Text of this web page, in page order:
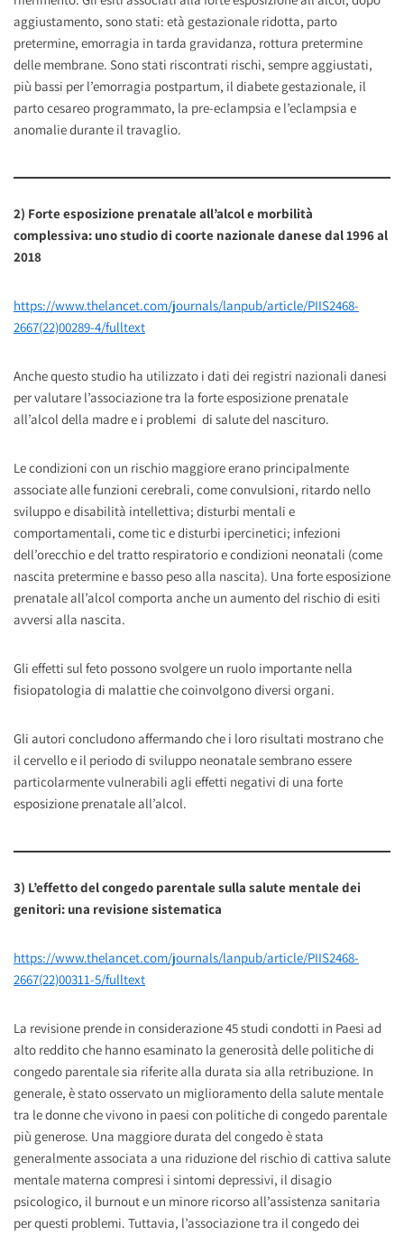
aggiustamento, sono stati: età gestazionale ridotta, parto
pretermine, emorragia in tarda gravidanza, rottura pretermine
delle membrane. Sono stati riscontrati rischi, sempre aggiustati,
più bassi per l’emorragia postpartum, il diabete gestazionale, il
parto cesareo programmato, la pre-eclampsia e l’eclampsia e
anomalie durante il travaglio.
2) Forte esposizione prenatale all’alcol e morbilità
complessiva: uno studio di coorte nazionale danese dal 1996 al
2018
https://www.thelancet.com/journals/lanpub/article/PIIS2468-
2667(22)00289-4/fulltext
Anche questo studio ha utilizzato i dati dei registri nazionali danesi
per valutare l’associazione tra la forte esposizione prenatale
all’alcol della madre e i problemi di salute del nascituro.
Le condizioni con un rischio maggiore erano principalmente
associate alle funzioni cerebrali, come convulsioni, ritardo nello
sviluppo e disabilità intellettiva; disturbi mentali e
comportamentali, come tic e disturbi ipercinetici; infezioni
dell’orecchio e del tratto respiratorio e condizioni neonatali (come
nascita pretermine e basso peso alla nascita). Una forte esposizione
prenatale all’alcol comporta anche un aumento del rischio di esiti
avversi alla nascita.
Gli effetti sul feto possono svolgere un ruolo importante nella
fisiopatologia di malattie che coinvolgono diversi organi.
Gli autori concludono affermando che i loro risultati mostrano che
il cervello e il periodo di sviluppo neonatale sembrano essere
particolarmente vulnerabili agli effetti negativi di una forte
esposizione prenatale all’alcol.
3) L’effetto del congedo parentale sulla salute mentale dei
genitori: una revisione sistematica
https://www.thelancet.com/journals/lanpub/article/PIIS2468-
2667(22)00311-5/fulltext
La revisione prende in considerazione 45 studi condotti in Paesi ad
alto reddito che hanno esaminato la generosità delle politiche di
congedo parentale sia riferite alla durata sia alla retribuzione. In
generale, è stato osservato un miglioramento della salute mentale
tra le donne che vivono in paesi con politiche di congedo parentale
più generose. Una maggiore durata del congedo è stata
generalmente associata a una riduzione del rischio di cattiva salute
mentale materna compresi i sintomi depressivi, il disagio
psicologico, il burnout e un minore ricorso all’assistenza sanitaria
per questi problemi. Tuttavia, l’associazione tra il congedo dei